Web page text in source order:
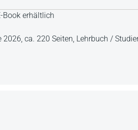
Book erhältlich
2026, ca. 220 Seiten, Lehrbuch /